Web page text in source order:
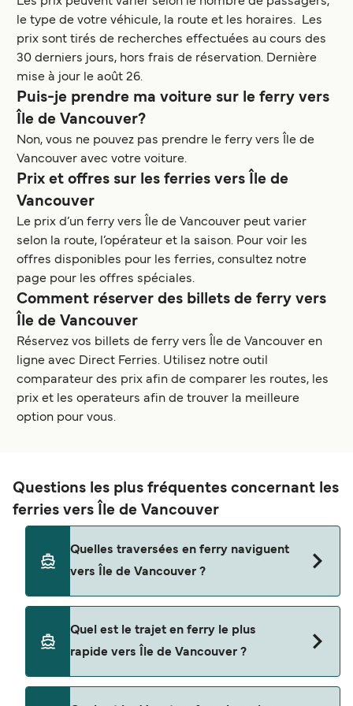
le type de votre véhicule, la route et les horaires. Les
prix sont tirés de recherches effectuées au cours des
30 derniers jours, hors frais de réservation. Dernière
mise à jour le août 26.
Puis-je prendre ma voiture sur le ferry vers
Île de Vancouver?
Non, vous ne pouvez pas prendre le ferry vers Île de
Vancouver avec votre voiture.
Prix et offres sur les ferries vers Île de
Vancouver
Le prix d’un ferry vers Île de Vancouver peut varier
selon la route, l’opérateur et la saison. Pour voir les
offres disponibles pour les ferries, consultez notre
page pour les offres spéciales.
Comment réserver des billets de ferry vers
Île de Vancouver
Réservez vos billets de ferry vers Île de Vancouver en
ligne avec Direct Ferries. Utilisez notre outil
comparateur des prix afin de comparer les routes, les
prix et les operateurs afin de trouver la meilleure
option pour vous.
Questions les plus fréquentes concernant les
ferries vers Île de Vancouver
Quelles traversées en ferry naviguent
vers Île de Vancouver ?
depuis
Quel est le trajet en ferry le plus
rapide vers Île de Vancouver ?